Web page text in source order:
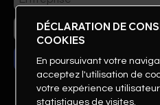
DÉCLARATION DE
COOKIES
En poursuivant votre
acceptez l'utilisation de
votre expérience
statistiques de visites.